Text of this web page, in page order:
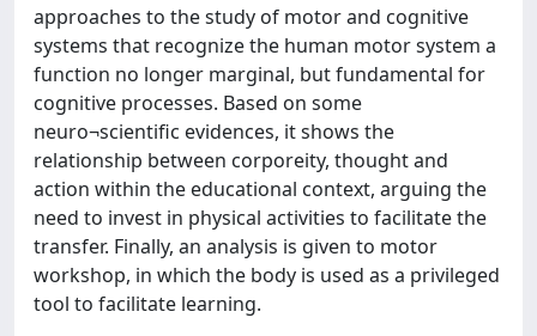
approaches to the study of motor and cognitive
systems that recognize the human motor system a
function no longer marginal, but fundamental for
cognitive processes. Based on some
neuro¬scientific evidences, it shows the
relationship between corporeity, thought and
action within the educational context, arguing the
need to invest in physical activities to facilitate the
transfer. Finally, an analysis is given to motor
workshop, in which the body is used as a privileged
tool to facilitate learning.